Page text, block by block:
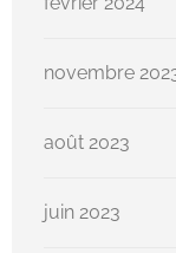
novembre
août 2023
juin 2023